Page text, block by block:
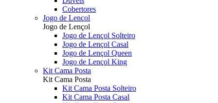
Cobertores
Jogo de Lençol
Jogo de Lençol
Jogo de Lençol Solteiro
Jogo de Lençol Casal
Jogo de Lençol Queen
Jogo de Lençol King
Kit Cama Posta
Kit Cama Posta
Kit Cama Posta Solteiro
Kit Cama Posta Casal